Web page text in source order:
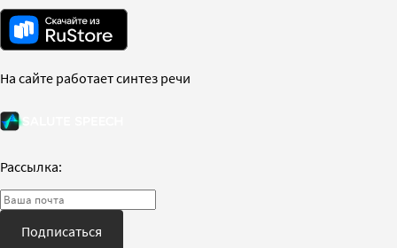
На сайте работает синтез речи
Рассылка:
Подписаться